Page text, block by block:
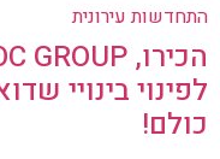
התחדשות עירונית
לפינוי בינויי
כולם!